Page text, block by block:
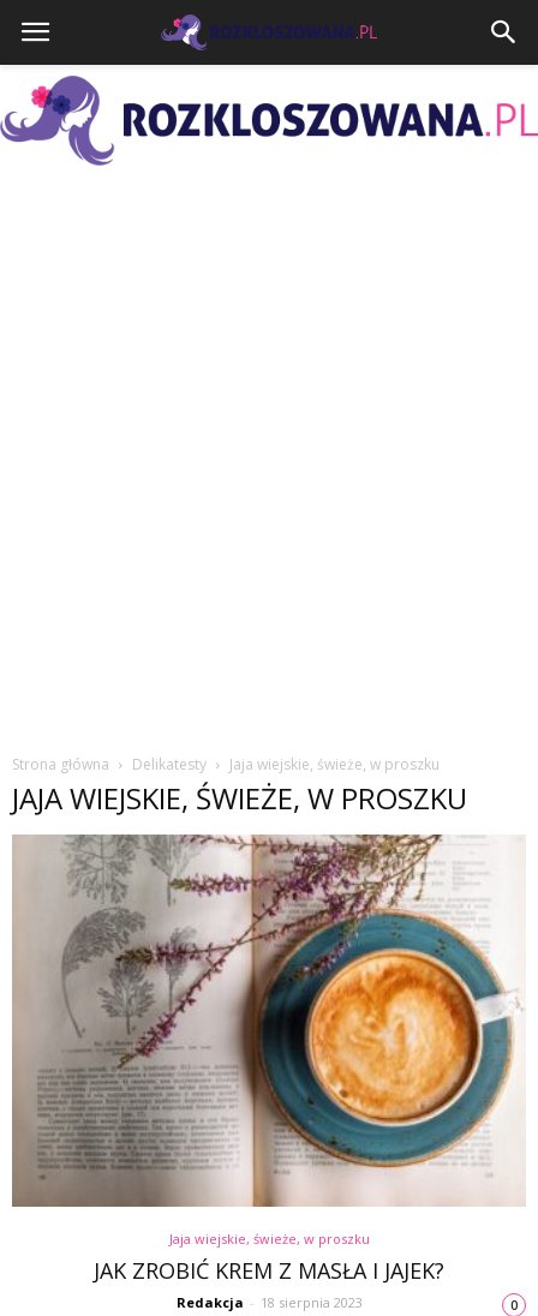
Strona główna Delikatesty Jaja wiejskie, świeże, w proszku
JAJA WIEJSKIE, ŚWIEŻE, W PROSZKU
Jaja wiejskie, świeże, w proszku
JAK ZROBIĆ KREM Z MASŁA I JAJEK?
Redakcja - 18 sierpnia 2023 0